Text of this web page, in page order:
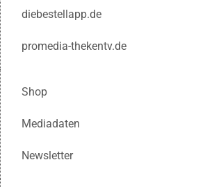
diebestellapp.de
promedia-thekentv.de
Shop
Mediadaten
Newsletter